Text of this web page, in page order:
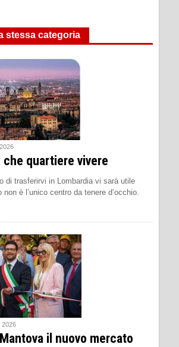
stessa categoria
che quartiere vivere
di trasferirvi in Lombardia vi sarà utile
è l’unico centro da tenere d’occhio.
2026
il nuovo mercato